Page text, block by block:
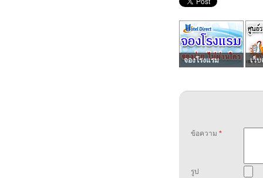
จองโรงแรม เว็บ
ข้อความ *
รูป